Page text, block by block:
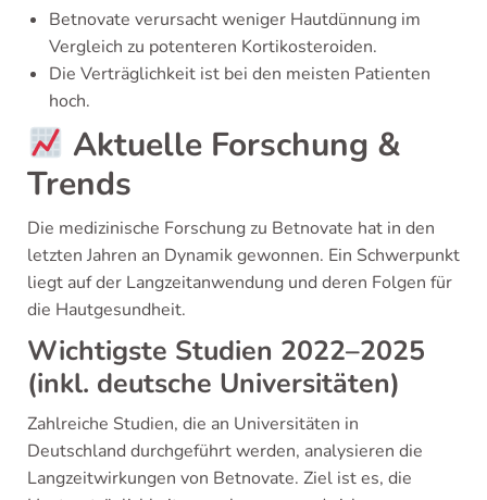
Betnovate verursacht weniger Hautdünnung im
Vergleich zu potenteren Kortikosteroiden.
Die Verträglichkeit ist bei den meisten Patienten
hoch.
Aktuelle Forschung &
Trends
Die medizinische Forschung zu Betnovate hat in den
letzten Jahren an Dynamik gewonnen. Ein Schwerpunkt
liegt auf der Langzeitanwendung und deren Folgen für
die Hautgesundheit.
Wichtigste Studien 2022–2025
(inkl. deutsche Universitäten)
Zahlreiche Studien, die an Universitäten in
Deutschland durchgeführt werden, analysieren die
Langzeitwirkungen von Betnovate. Ziel ist es, die